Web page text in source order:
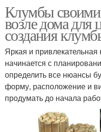
Клумбы своими
возле дома для
создания
Яркая и привлекательная
начинается с
определить все нюансы
форму, расположение и
продумать до начала